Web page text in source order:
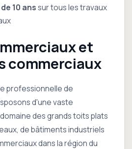
10 anssur tous les travaux
et
commerciaux
professionnelle de
d'une vaste
des grands toits plats
de bâtiments industriels
dans la région du